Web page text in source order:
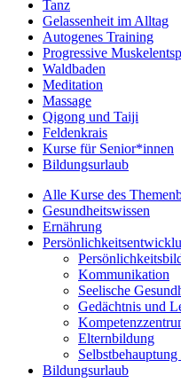
Tanz
Gelassenheit im Alltag
Autogenes Training
Progressive
Waldbaden
Meditation
Massage
Qigong und Taiji
Feldenkrais
Kurse für Senior*innen
Bildungsurlaub
Alle Kurse des
Gesundheitswissen
Ernährung
Kommunikation
Seelische
Gedächtnis und
Elternbildung
Bildungsurlaub